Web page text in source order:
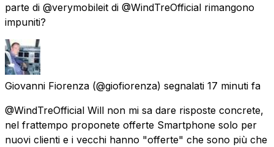
parte di @verymobileit di @WindTreOfficial rimangono
impuniti?
Giovanni Fiorenza (@giofiorenza) segnalati 17 minuti fa
@WindTreOfficial Will non mi sa dare risposte concrete,
nel frattempo proponete offerte Smartphone solo per
nuovi clienti e i vecchi hanno "offerte" che sono più che